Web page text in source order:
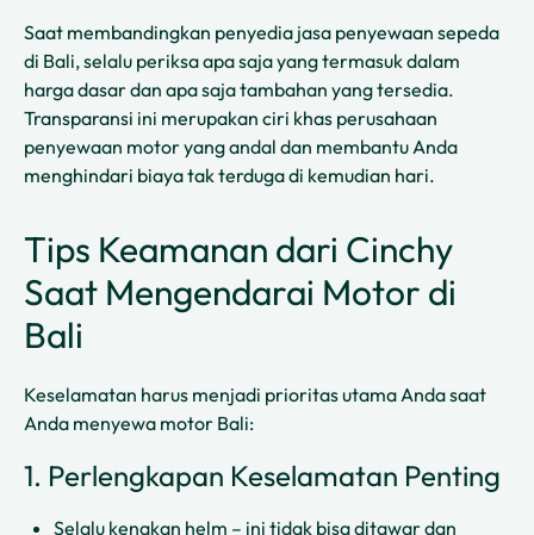
Saat membandingkan penyedia jasa penyewaan sepeda
di Bali, selalu periksa apa saja yang termasuk dalam
harga dasar dan apa saja tambahan yang tersedia.
Transparansi ini merupakan ciri khas perusahaan
penyewaan motor yang andal dan membantu Anda
menghindari biaya tak terduga di kemudian hari.
Tips Keamanan dari Cinchy
Saat Mengendarai Motor di
Bali
Keselamatan harus menjadi prioritas utama Anda saat
Anda menyewa motor Bali:
1. Perlengkapan Keselamatan Penting
Selalu kenakan helm – ini tidak bisa ditawar dan